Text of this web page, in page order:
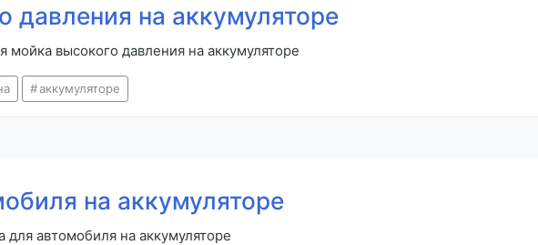
давления на аккумуляторе
высокого давления на аккумуляторе
аккумуляторе
на аккумуляторе
для автомобиля на аккумуляторе